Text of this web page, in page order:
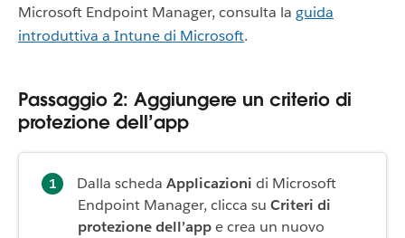
Microsoft Endpoint Manager, consulta la guida
introduttiva a Intune di Microsoft.
Passaggio 2: Aggiungere un criterio di
protezione dell’app
Dalla scheda Applicazioni di Microsoft
Endpoint Manager, clicca su Criteri di
protezione dell’appe crea un nuovo